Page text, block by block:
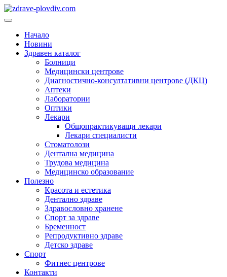
Преминете
към
Основно
Начало
Новини
Здравен каталог
Болници
Медицински центрове
Диагностично-консултативни центрове (ДКЦ)
Аптеки
Лаборатории
Оптики
Лекари
Общопрактикуващи лекари
Лекари специалисти
Стоматолози
Дентална медицина
Трудова медицина
Медицинско образование
Полезно
Красота и естетика
Дентално здраве
Здравословно хранене
Спорт за здраве
Бременност
Репродуктивно здраве
Детско здраве
Спорт
Фитнес центрове
Контакти